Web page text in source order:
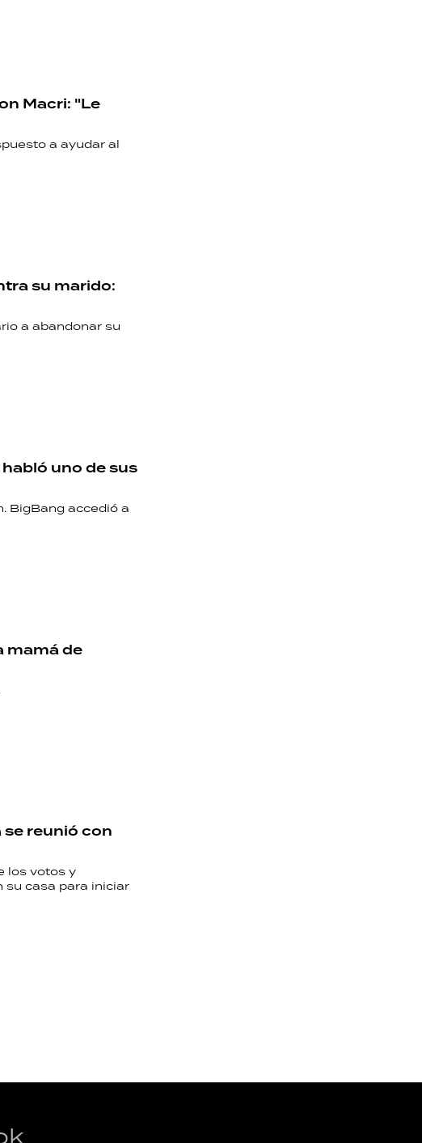
Macri: "Le
a ayudar al
su marido:
a abandonar su
uno de sus
BigBang accedió a
mamá de
se reunió con
los votos y
su casa para iniciar